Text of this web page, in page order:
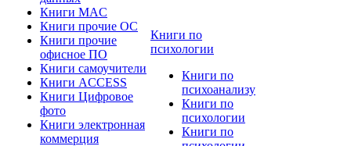
Книги MAC
Книги прочие ОС
Книги прочие
офисное ПО
Книги самоучители
Книги ACCESS
Книги Цифровое
фото
Книги электронная
коммерция
Книги по
психологии
Книги по
психоанализу
Книги по
психологии
Книги по